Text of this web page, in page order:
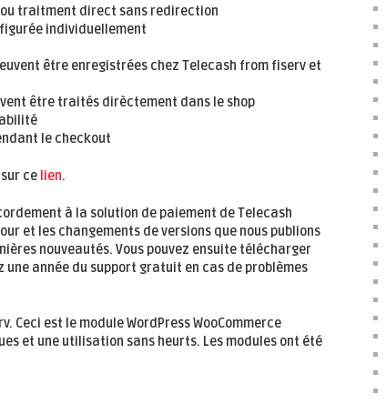
ou traitment direct sans redirection
individuellement
être enregistrées chez Telecash from fiserv et
être traités dirèctement dans le shop
le checkout
ce lien.
à la solution de paiement de Telecash
et les changements de versions que nous publions
nouveautés. Vous pouvez ensuite télécharger
une année du support gratuit en cas de problèmes
est le module WordPress WooCommerce
et une utilisation sans heurts. Les modules ont été